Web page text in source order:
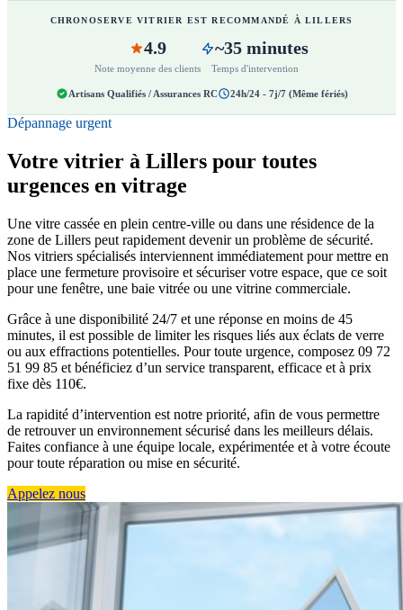
CHRONOSERVE VITRIER EST RECOMMANDÉ À LILLERS
4.9
Note moyenne des clients
~35 minutes
Temps d'intervention
Artisans Qualifiés / Assurances RC 24h/24 - 7j/7 (Même fériés)
Dépannage urgent
Votre vitrier à Lillers pour toutes
urgences en vitrage
Une vitre cassée en plein centre-ville ou dans une résidence de la
zone de Lillers peut rapidement devenir un problème de sécurité.
Nos vitriers spécialisés interviennent immédiatement pour mettre en
place une fermeture provisoire et sécuriser votre espace, que ce soit
pour une fenêtre, une baie vitrée ou une vitrine commerciale.
Grâce à une disponibilité 24/7 et une réponse en moins de 45
minutes, il est possible de limiter les risques liés aux éclats de verre
ou aux effractions potentielles. Pour toute urgence, composez 09 72
51 99 85 et bénéficiez d’un service transparent, efficace et à prix
fixe dès 110€.
La rapidité d’intervention est notre priorité, afin de vous permettre
de retrouver un environnement sécurisé dans les meilleurs délais.
Faites confiance à une équipe locale, expérimentée et à votre écoute
pour toute réparation ou mise en sécurité.
Appelez nous